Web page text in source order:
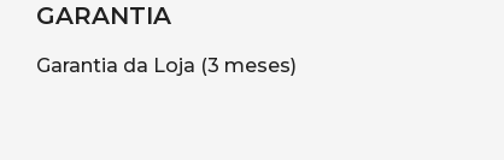
GARANTIA
Garantia da Loja (3 meses)